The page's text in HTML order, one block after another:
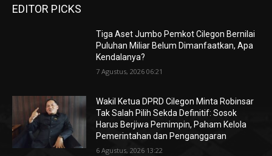
EDITOR PICKS
Tiga Aset Jumbo Pemkot Cilegon Bernilai
Puluhan Miliar Belum Dimanfaatkan, Apa
Kendalanya?
7 Agustus, 2026 06:21
Wakil Ketua DPRD Cilegon Minta Robinsar
Tak Salah Pilih Sekda Definitif: Sosok
Harus Berjiwa Pemimpin, Paham Kelola
Pemerintahan dan Penganggaran
6 Agustus, 2026 13:22